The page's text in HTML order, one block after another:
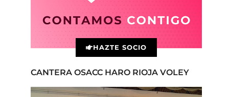
HAZTE SOCIO
CANTERA OSACC HARO RIOJA VOLEY